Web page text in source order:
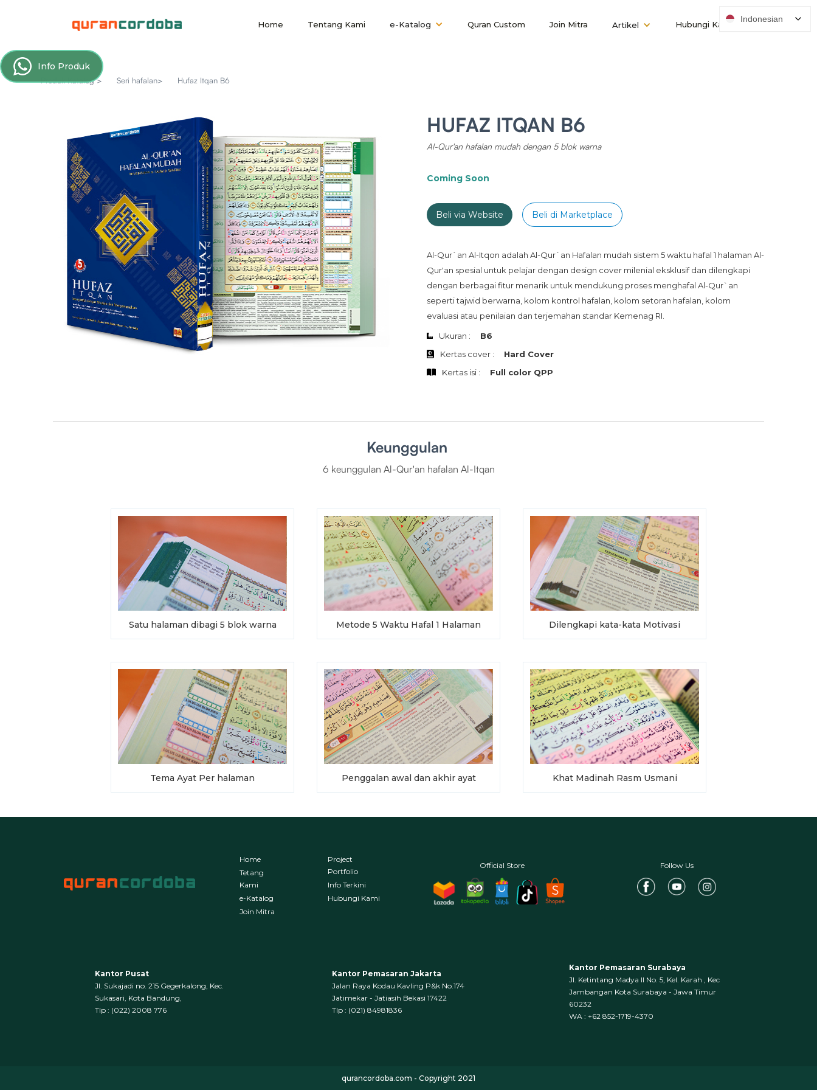
Home Tentang Kami e-Katalog Quran Custom Join Mitra Artikel Hubungi Kami
Info Produk
Produk Katalog > Seri hafalan> Hufaz Itqan B6
HUFAZ ITQAN B6
Al-Qur'an hafalan mudah dengan 5 blok warna
Coming Soon
Beli via Website Beli di Marketplace
Al-Qur`an Al-Itqon adalah Al-Qur`an Hafalan mudah sistem 5 waktu hafal 1 halaman Al-
Qur'an spesial untuk pelajar dengan design cover milenial eksklusif dan dilengkapi
dengan berbagai fitur menarik untuk mendukung proses menghafal Al-Qur`an
seperti tajwid berwarna, kolom kontrol hafalan, kolom setoran hafalan, kolom
evaluasi atau penilaian dan terjemahan standar Kemenag RI.
Ukuran :
B6
Kertas cover :
Hard Cover
Kertas isi :
Full color QPP
Keunggulan
6 keunggulan Al-Qur'an hafalan Al-Itqan
Satu halaman dibagi 5 blok warna Metode 5 Waktu Hafal 1 Halaman Dilengkapi kata-kata Motivasi
Tema Ayat Per halaman Penggalan awal dan akhir ayat Khat Madinah Rasm Usmani
Home
Tetang
Kami
e-Katalog
Join Mitra
Project
Portfolio
Info Terkini
Hubungi Kami
Official Store Follow Us
Kantor Pusat
Jl. Sukajadi no. 215 Gegerkalong, Kec.
Sukasari, Kota Bandung,
‍Tlp : (022) 2008 776
Kantor Pemasaran Jakarta
Jalan Raya Kodau Kavling P&k No.174
Jatimekar - Jatiasih Bekasi 17422
Tlp : (021) 84981836
Kantor Pemasaran Surabaya
Jl. Ketintang Madya II No. 5, Kel. Karah , Kec
Jambangan Kota Surabaya - Jawa Timur
60232
WA : +62 852-1719-4370
qurancordoba.com - Copyright 2021
Indonesian